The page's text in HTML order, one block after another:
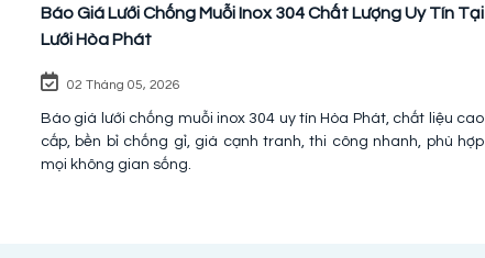
Báo Giá Lưới Chống Muỗi Inox 304 Chất Lượng Uy Tín Tại
Lưới Hòa Phát
02 Tháng 05, 2026
Báo giá lưới chống muỗi inox 304 uy tín Hòa Phát, chất liệu cao
cấp, bền bỉ chống gỉ, giá cạnh tranh, thi công nhanh, phù hợp
mọi không gian sống.